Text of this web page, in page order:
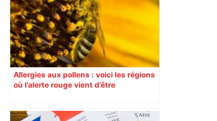
Allergies aux pollens : voici les régions
où l’alerte rouge vient d’être